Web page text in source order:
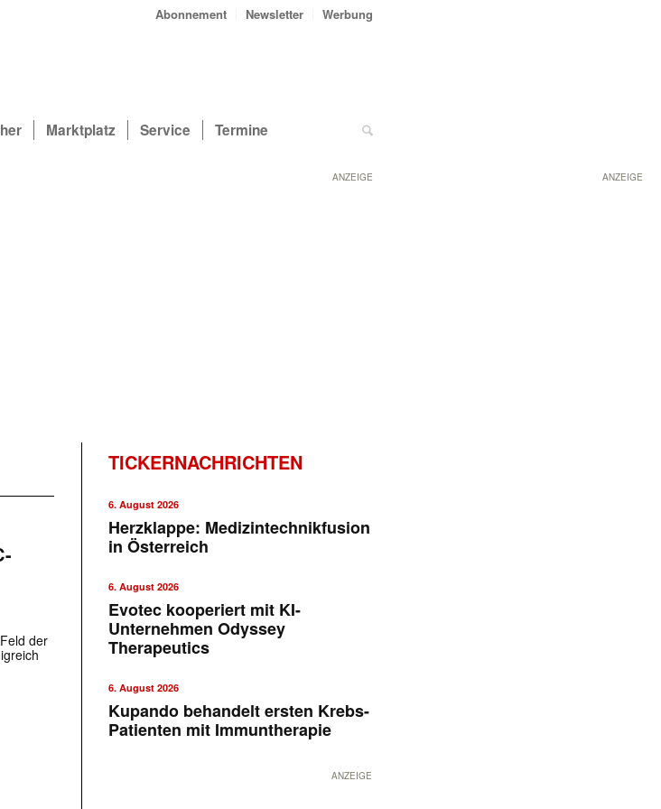
ANZEIGE
Abonnement Newsletter Werbung
Marktplatz Service Termine
ANZEIGE
der
TICKERNACHRICHTEN
6. August 2026
Herzklappe: Medizintechnikfusion
in Österreich
6. August 2026
Evotec kooperiert mit KI-
Unternehmen Odyssey
Therapeutics
6. August 2026
Kupando behandelt ersten Krebs-
Patienten mit Immuntherapie
ANZEIGE